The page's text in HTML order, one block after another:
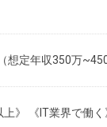
想定年収350万~450
》 《IT業界で働